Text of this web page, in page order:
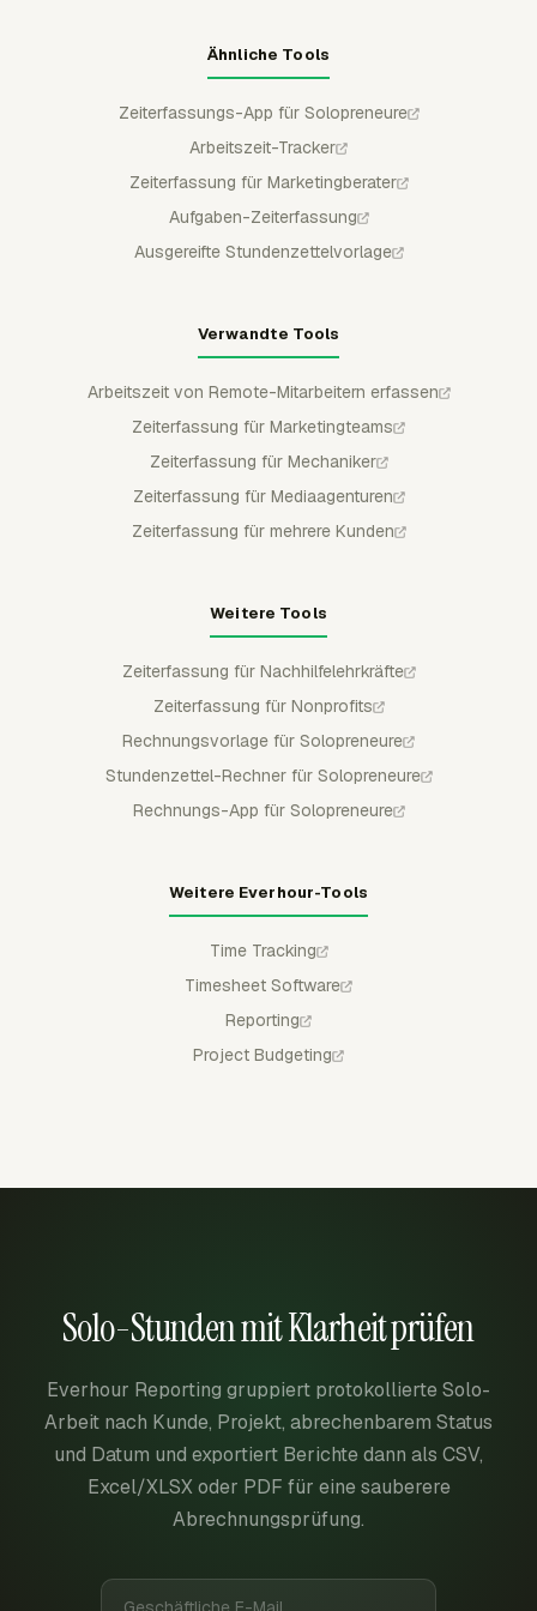
Ähnliche Tools
Zeiterfassungs-App für Solopreneure
Arbeitszeit-Tracker
Zeiterfassung für Marketingberater
Aufgaben-Zeiterfassung
Ausgereifte Stundenzettelvorlage
Verwandte Tools
Arbeitszeit von Remote-Mitarbeitern erfassen
Zeiterfassung für Marketingteams
Zeiterfassung für Mechaniker
Zeiterfassung für Mediaagenturen
Zeiterfassung für mehrere Kunden
Weitere Tools
Zeiterfassung für Nachhilfelehrkräfte
Zeiterfassung für Nonprofits
Rechnungsvorlage für Solopreneure
Stundenzettel-Rechner für Solopreneure
Rechnungs-App für Solopreneure
Weitere Everhour-Tools
Time Tracking
Timesheet Software
Reporting
Project Budgeting
Solo-Stunden mit Klarheit prüfen
Everhour Reporting gruppiert protokollierte Solo-
Arbeit nach Kunde, Projekt, abrechenbarem Status
und Datum und exportiert Berichte dann als CSV,
Excel/XLSX oder PDF für eine sauberere
Abrechnungsprüfung.